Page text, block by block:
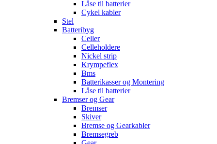
Låse til batterier
Cykel kabler
Stel
Batteribyg
Celler
Celleholdere
Nickel strip
Krympeflex
Bms
Batterikasser og Montering
Låse til batterier
Bremser og Gear
Bremser
Skiver
Bremse og Gearkabler
Bremsegreb